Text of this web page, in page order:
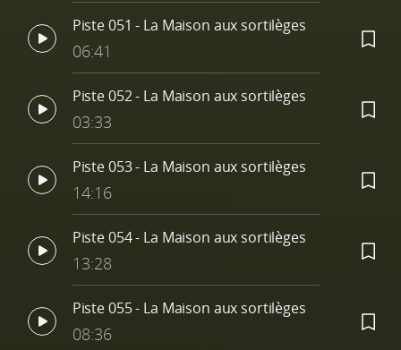
Piste 051 - La Maison aux sortilèges
06:41
Piste 052 - La Maison aux sortilèges
03:33
Piste 053 - La Maison aux sortilèges
14:16
Piste 054 - La Maison aux sortilèges
13:28
Piste 055 - La Maison aux sortilèges
08:36